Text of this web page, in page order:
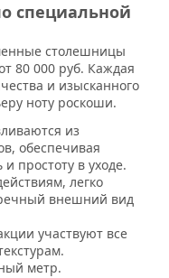
специальной
столешницы
80 000 руб. Каждая
и изысканного
ноту роскоши.
из
обеспечивая
простоту в уходе.
легко
внешний вид
участвуют все
метр.